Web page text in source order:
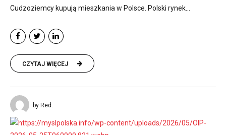
Cudzoziemcy kupują mieszkania w Polsce. Polski rynek...
CZYTAJ WIĘCEJ
by Red.